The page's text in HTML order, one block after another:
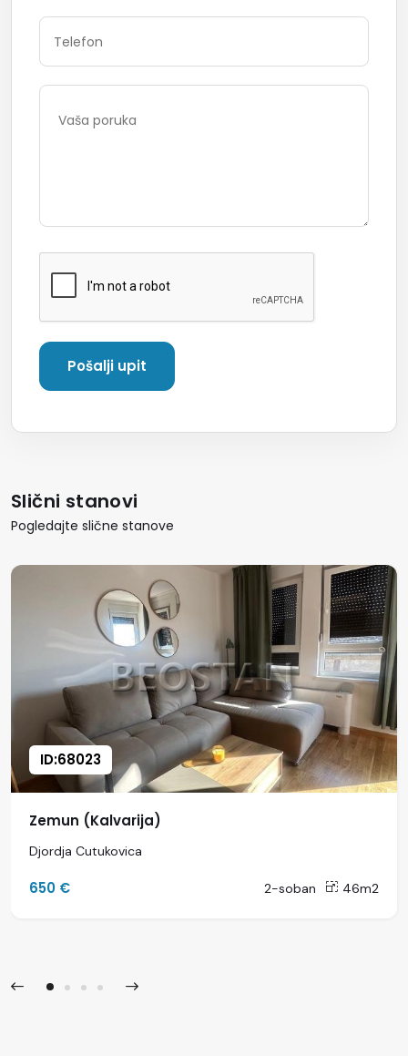
Slični stanovi
Pogledajte slične stanove
ID:68023
Zemun (Kalvarija)
Djordja Cutukovica
650 € 2-soban 46m2